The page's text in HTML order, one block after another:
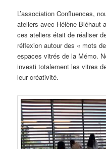
L’association Confluences,
ateliers avec Hélène Bléhaut
ces ateliers était de réaliser
réflexion autour des « mots
espaces vitrés de la Mémo.
investi totalement les vitres
leur créativité.